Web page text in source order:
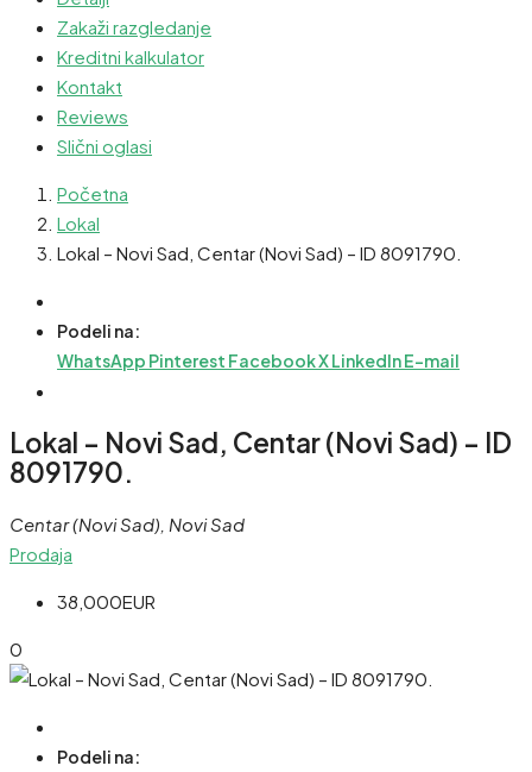
Zakaži razgledanje
Kreditni kalkulator
Kontakt
Reviews
Slični oglasi
Početna
Lokal
Lokal – Novi Sad, Centar (Novi Sad) – ID 8091790.
Podeli na:
WhatsApp Pinterest FacebookXLinkedInE-mail
Lokal – Novi Sad, Centar (Novi Sad) – ID
8091790.
Centar (Novi Sad), Novi Sad
Prodaja
38,000EUR
0
Podeli na: